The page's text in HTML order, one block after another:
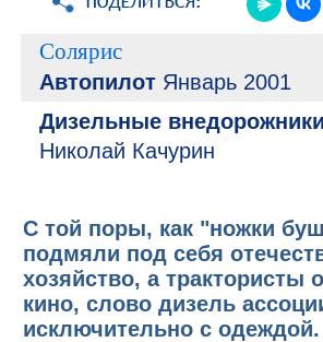
Солярис
Автопилот Январь 2001
Дизельные внедорожники
Николай Качурин
С той поры, как "ножки
подмяли под себя
хозяйство, а трактористы
кино, слово дизель
исключительно с одеждой.